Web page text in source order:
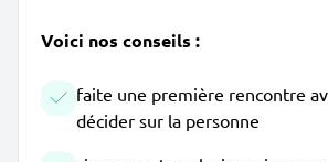
Voici nos conseils :
faite une première rencontre
décider sur la personne